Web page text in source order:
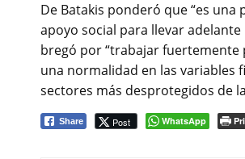
De Batakis ponderó que “es
apoyo social para llevar
bregó por “trabajar fuertemente
una normalidad en las variables
sectores más desprotegidos de
Share Post WhatsApp